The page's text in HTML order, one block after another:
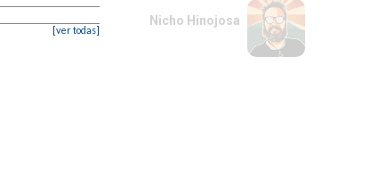
[ver todas]
Nicho Hinojosa